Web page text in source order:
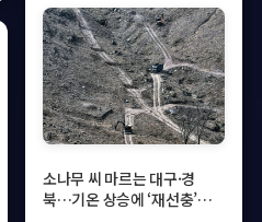
소나무 씨 마르는 대구·경
북…기온 상승에 ‘재선충’이